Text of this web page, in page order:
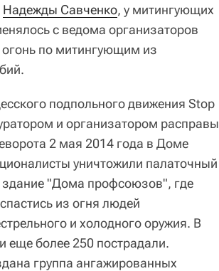
Надежды Савченко, у митингующих
с ведома организаторов
по митингующим из
подпольного движения Stop
и организатором расправы
2 мая 2014 года в Доме
уничтожили палаточный
здание "Дома профсоюзов", где
из огня людей
и холодного оружия. В
еще более 250 пострадали.
группа ангажированных